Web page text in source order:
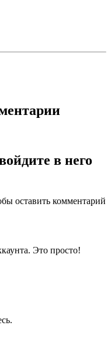
в него
оставить комментарий
Это просто!